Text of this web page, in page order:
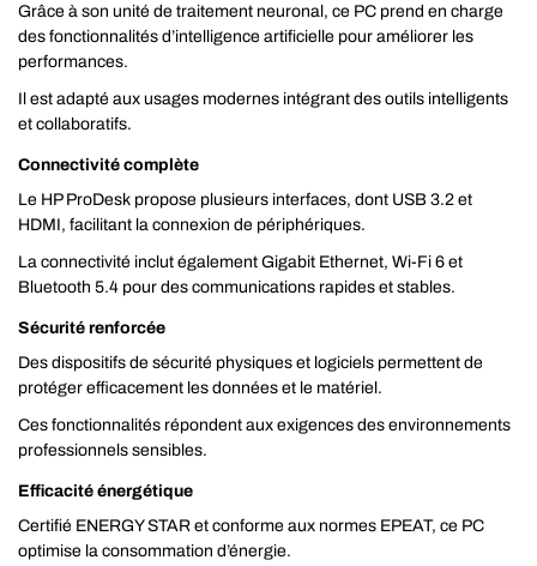
Grâce à son unité de traitement neuronal, ce PC prend en charge
des fonctionnalités d’intelligence artificielle pour améliorer les
performances.
Il est adapté aux usages modernes intégrant des outils intelligents
et collaboratifs.
Connectivité complète
Le HP ProDesk propose plusieurs interfaces, dont USB 3.2 et
HDMI, facilitant la connexion de périphériques.
La connectivité inclut également Gigabit Ethernet, Wi-Fi 6 et
Bluetooth 5.4 pour des communications rapides et stables.
Sécurité renforcée
Des dispositifs de sécurité physiques et logiciels permettent de
protéger efficacement les données et le matériel.
Ces fonctionnalités répondent aux exigences des environnements
professionnels sensibles.
Efficacité énergétique
Certifié ENERGY STAR et conforme aux normes EPEAT, ce PC
optimise la consommation d’énergie.